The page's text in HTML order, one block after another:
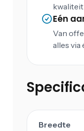
Eén
Van
alles
Breedte